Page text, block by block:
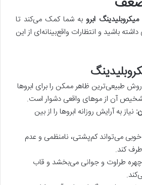
ابرو به شما کمک می‌کند تا
باشید و انتظارات واقع‌بینانه‌ای از این
طبیعی‌ترین ظاهر ممکن را برای ابروها
آن از موهای واقعی دشوار است.
نیاز به آرایش روزانه ابروها را از بین
می‌تواند کم‌پشتی، نامنظمی و عدم
کند.
طراوت و جوانی می‌بخشد و قاب